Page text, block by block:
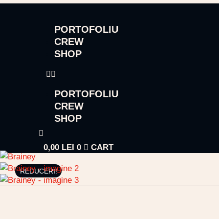
PORTOFOLIU
CREW
SHOP
PORTOFOLIU
CREW
SHOP
0,00 LEI 0 CART
REDUCERI!